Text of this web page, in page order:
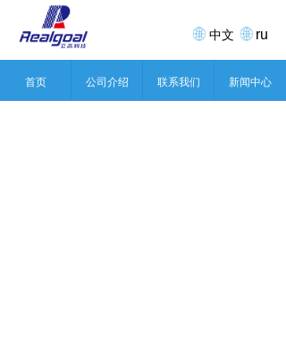
首页 公司介绍 联系我们 新闻中心
中文 ru